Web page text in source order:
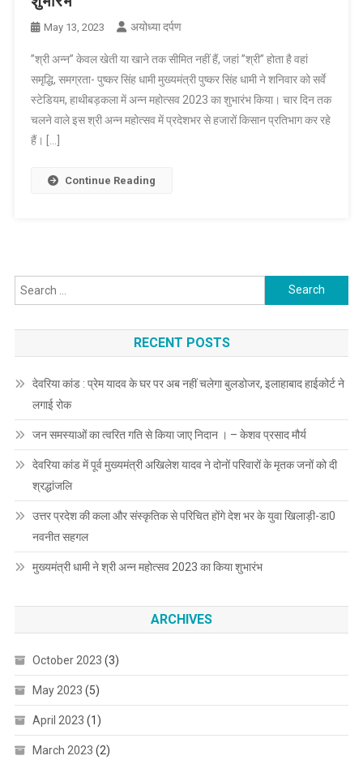
May 13, 2023 अयोध्या दर्पण
’’श्री अन्न’’ केवल खेती या खाने तक सीमित नहीं हैं, जहां ’’श्री’’ होता है वहां
समृद्धि, समग्रता- पुष्कर सिंह धामी मुख्यमंत्री पुष्कर सिंह धामी ने शनिवार को सर्वे
स्टेडियम, हाथीबड़कला में अन्न महोत्सव 2023 का शुभारंभ किया। चार दिन तक
चलने वाले इस श्री अन्न महोत्सव में प्रदेशभर से हजारों किसान प्रतिभाग कर रहे
हैं। […]
Continue Reading
Search
for:
RECENT POSTS
देवरिया कांड : प्रेम यादव के घर पर अब नहीं चलेगा बुलडोजर, इलाहाबाद हाईकोर्ट ने
लगाई रोक
जन समस्याओं का त्वरित गति से किया जाए निदान । – केशव प्रसाद मौर्य
देवरिया कांड में पूर्व मुख्यमंत्री अखिलेश यादव ने दोनों परिवारों के मृतक जनों को दी
श्रद्धांजलि
उत्तर प्रदेश की कला और संस्कृतिक से परिचित होंगे देश भर के युवा खिलाड़ी-डा0
नवनीत सहगल
मुख्यमंत्री धामी ने श्री अन्न महोत्सव 2023 का किया शुभारंभ
ARCHIVES
October 2023 (3)
May 2023 (5)
April 2023 (1)
March 2023 (2)